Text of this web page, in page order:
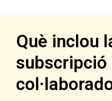
Què inclou
subscripció